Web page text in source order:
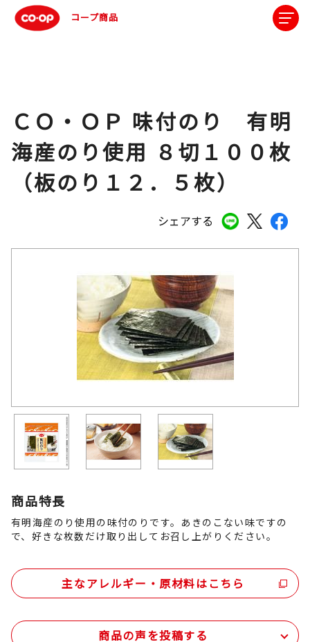
コープ商品
シェアする
ＣＯ・ＯＰ 味付のり 有明
海産のり使用 ８切１００枚
（板のり１２．５枚）
商品特長
有明海産のり使用の味付のりです。あきのこない味ですの
で、好きな枚数だけ取り出してお召し上がりください。
主なアレルギー・原材料はこちら
商品の声を投稿する